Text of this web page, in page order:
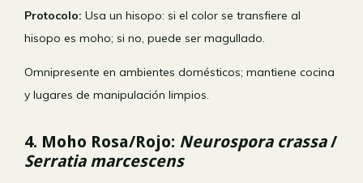
Protocolo: Usa un hisopo: si el color se transfiere al
hisopo es moho; si no, puede ser magullado.
Omnipresente en ambientes domésticos; mantiene cocina
y lugares de manipulación limpios.
4. Moho Rosa/Rojo: Neurospora crassa/
Serratia marcescens